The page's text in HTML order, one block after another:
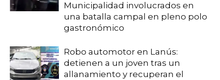
Municipalidad involucrados en
una batalla campal en pleno polo
gastronómico
Robo automotor en Lanús:
detienen a un joven tras un
allanamiento y recuperan el